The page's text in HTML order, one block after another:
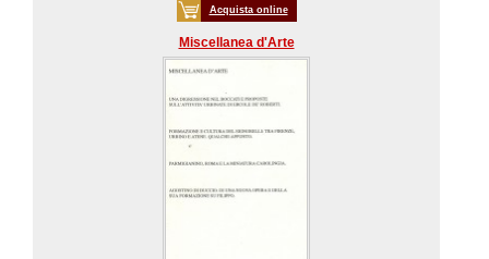
Acquista online
Miscellanea d'Arte